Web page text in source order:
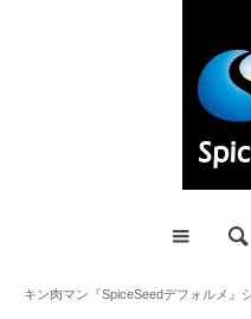
キン肉マン『SpiceSeedデフォルメ』